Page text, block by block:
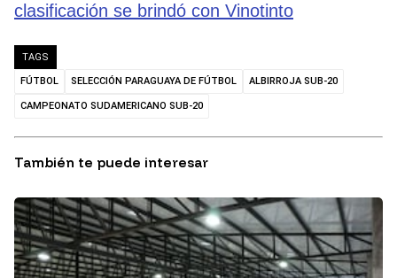
clasificación se brindó con Vinotinto
TAGS
FÚTBOL SELECCIÓN PARAGUAYA DE FÚTBOL ALBIRROJA SUB-20
CAMPEONATO SUDAMERICANO SUB-20
También te puede interesar